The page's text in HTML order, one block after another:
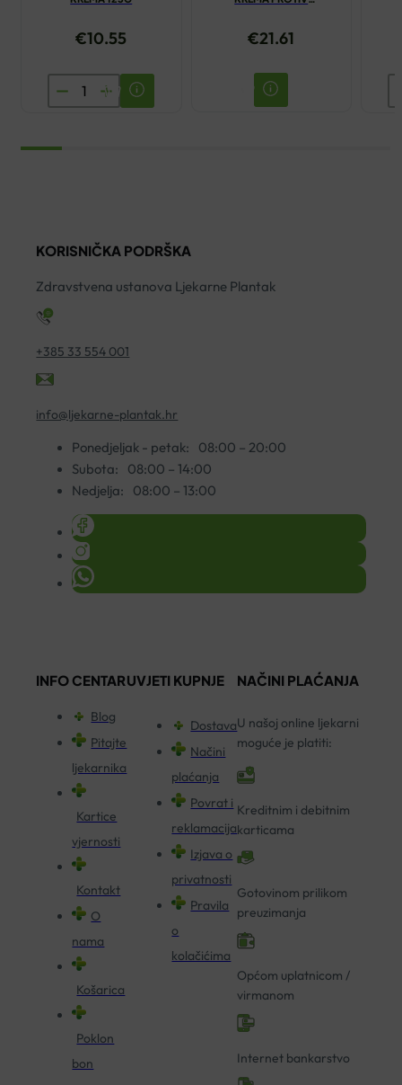
€10.55
SUDOCREM
MULTI
€21.61
KORISNIČKA PODRŠKA
Zdravstvena ustanova Ljekarne Plantak
+385 33 554 001
info@ljekarne-plantak.hr
Ponedjeljak - petak:
08:00 – 20:00
Subota:
08:00 – 14:00
Nedjelja:
08:00 – 13:00
INFO CENTAR
Blog
Pitajte
ljekarnika
Kartice
vjernosti
Kontakt
O
nama
Košarica
Poklon
bon
UVJETI KUPNJE
Dostava
Načini
plaćanja
Povrat i
reklamacija
Izjava o
privatnosti
Pravila
o
kolačićima
NAČINI PLAĆANJA
U našoj online ljekarni
moguće je platiti:
Kreditnim i debitnim
karticama
Gotovinom prilikom
preuzimanja
Općom uplatnicom /
virmanom
Internet bankarstvo